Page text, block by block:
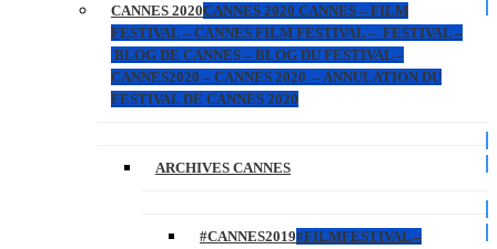
CANNES 2020CANNES 2020 CANNES – FILM
FESTIVAL – CANNES FILM FESTIVAL – FESTIVAL –
BLOG DE CANNES – BLOG DU FESTIVAL –
CANNES2020 – CANNES 2020 – ANNULATION DU
FESTIVAL DE CANNES 2020
ARCHIVES CANNES
#CANNES2019#FILMFESTIVAL –